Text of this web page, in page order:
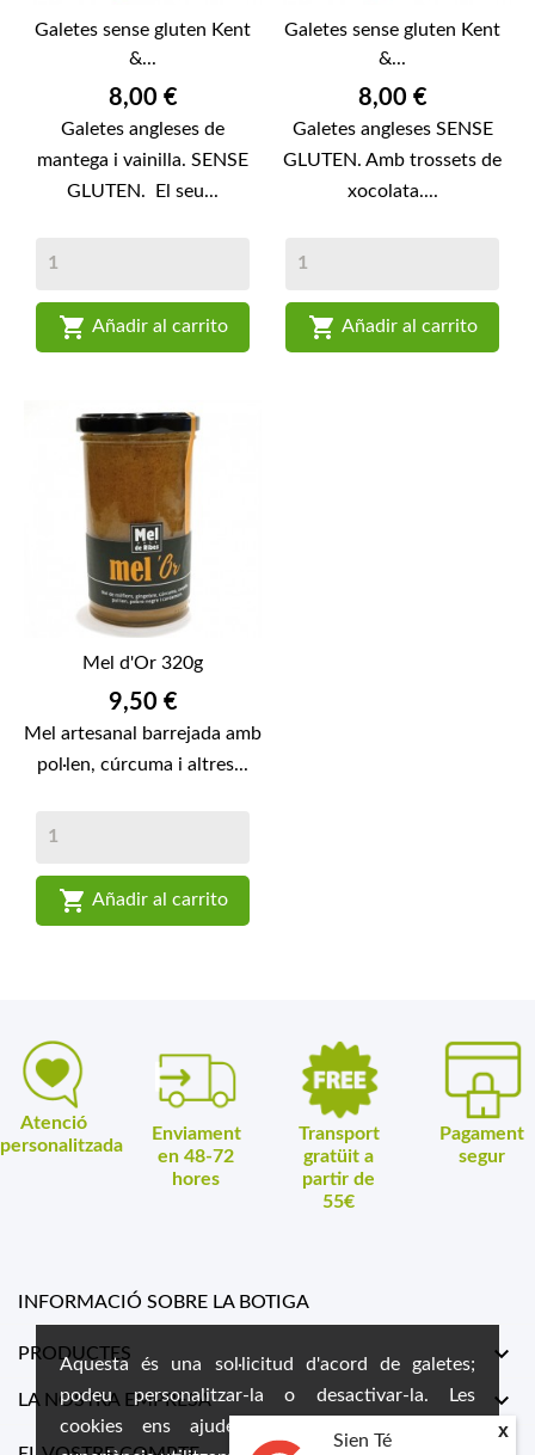
Galetes sense gluten Kent
&...
Preu
8,00 €
Galetes angleses de
mantega i vainilla. SENSE
GLUTEN. El seu...
 Añadir al carrito
Galetes sense gluten Kent
&...
Preu
8,00 €
Galetes angleses SENSE
GLUTEN. Amb trossets de
xocolata....
 Añadir al carrito
Mel d'Or 320g
Preu
9,50 €
Mel artesanal barrejada amb
pol·len, cúrcuma i altres...
 Añadir al carrito
Atenció
personalitzada
Enviament
en 48-72
hores
Transport
gratüit a
partir de
55€
Pagament
segur
Aquesta és una sol·licitud d'acord de galetes;
podeu personalitzar-la o desactivar-la. Les
cookies ens ajuden a oferir-vos la millor
INFORMACIÓ SOBRE LA BOTIGA
PRODUCTES 
LA NOSTRA EMPRESA 
Sien Té x